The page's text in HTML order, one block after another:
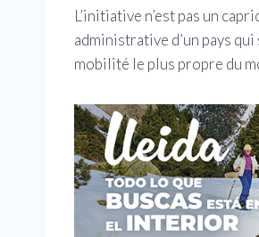
L’initiative n’est pas un
administrative d’un pays
mobilité le plus propre du